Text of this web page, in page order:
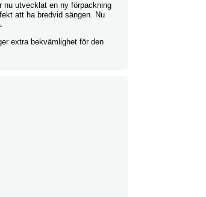
nu utvecklat en ny förpackning
att ha bredvid sängen. Nu
extra bekvämlighet för den